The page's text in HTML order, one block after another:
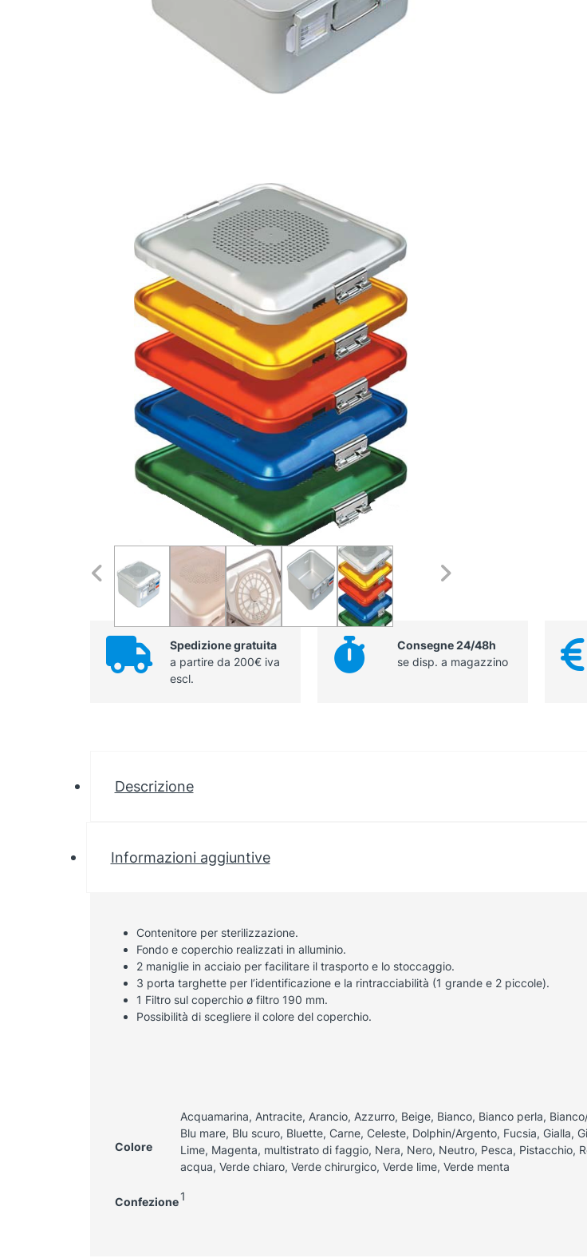
Spedizione gratuita
a partire da 200€ iva
escl.
Consegne 24/48h
se disp. a magazzino
Descrizione
Informazioni aggiuntive
Contenitore per sterilizzazione.
Fondo e coperchio realizzati in alluminio.
2 maniglie in acciaio per facilitare il trasporto e lo stoccaggio.
3 porta targhette per l’identificazione e la rintracciabilità (1 grande e 2 piccole).
1 Filtro sul coperchio ø filtro 190 mm.
Possibilità di scegliere il colore del coperchio.
Colore
Acquamarina, Antracite, Arancio, Azzurro, Beige, Bianco, Bianco perla,
Blu mare, Blu scuro, Bluette, Carne, Celeste, Dolphin/Argento, Fucsia, Gialla,
Lime, Magenta, multistrato di faggio, Nera, Nero, Neutro, Pesca, Pistacchio,
acqua, Verde chiaro, Verde chirurgico, Verde lime, Verde menta
Confezione 1